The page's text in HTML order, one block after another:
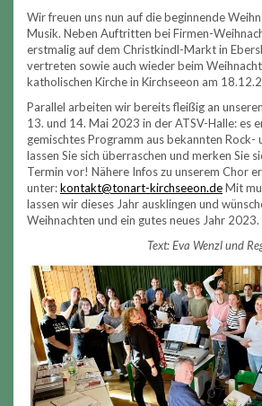
Wir freuen uns nun auf die beginnende
Musik. Neben Auftritten bei Firmen-
erstmalig auf dem Christkindl-Markt in
vertreten sowie auch wieder beim
katholischen Kirche in Kirchseeon am
Parallel arbeiten wir bereits fleißig an
13. und 14. Mai 2023 in der ATSV-Halle: es
gemischtes Programm aus bekannten Rock-
lassen Sie sich überraschen und merken Sie
Termin vor! Nähere Infos zu unserem Chor
unter:kontakt@tonart-kirchseeon.deMit
lassen wir dieses Jahr ausklingen und
Weihnachten und ein gutes neues Jahr 2023.
Text: Eva Wenzl und